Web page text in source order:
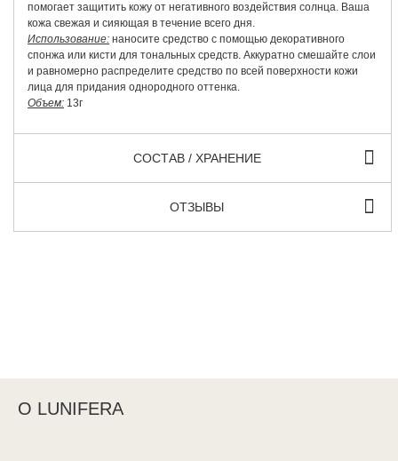
помогает защитить кожу от негативного воздействия солнца. Ваша
кожа свежая и сияющая в течение всего дня.
Использование: наносите средство с помощью декоративного
спонжа или кисти для тональных средств. Аккуратно смешайте слои
и равномерно распределите средство по всей поверхности кожи
лица для придания однородного оттенка.
Объем: 13г
СОСТАВ / ХРАНЕНИЕ
ОТЗЫВЫ
О LUNIFERA